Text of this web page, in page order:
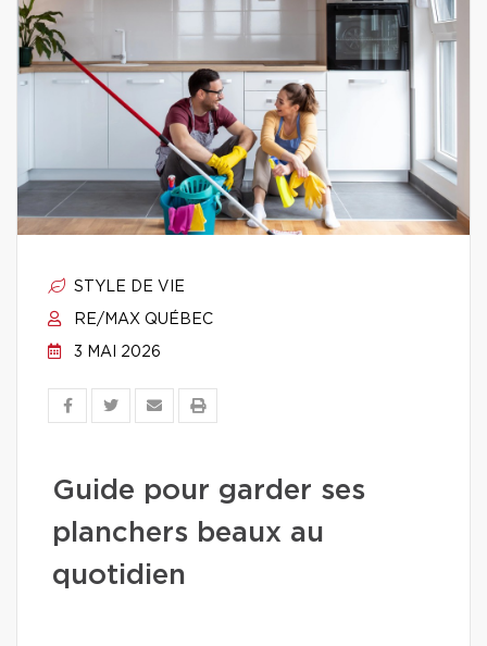
STYLE DE VIE
RE/MAX QUÉBEC
3 MAI 2026
Guide pour garder ses
planchers beaux au
quotidien